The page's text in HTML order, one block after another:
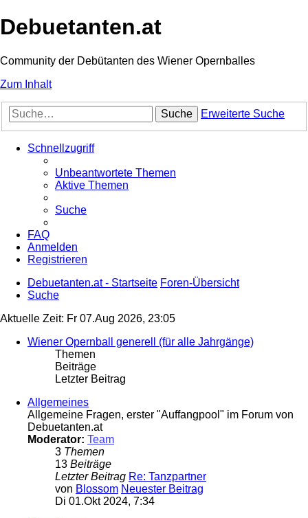
Debuetanten.at
Community der Debütanten des Wiener Opernballes
Zum Inhalt
Suche Erweiterte Suche
Schnellzugriff
Unbeantwortete Themen
Aktive Themen
Suche
FAQ
Anmelden
Registrieren
Debuetanten.at - Startseite Foren-Übersicht
Suche
Aktuelle Zeit: Fr 07.Aug 2026, 23:05
Wiener Opernball generell (für alle Jahrgänge)
Themen
Beiträge
Letzter Beitrag
Allgemeines
Allgemeine Fragen, erster "Auffangpool" im Forum von
Debuetanten.at
Moderator: Team
3 Themen
13 Beiträge
Letzter Beitrag Re: Tanzpartner
von Blossom Neuester Beitrag
Di 01.Okt 2024, 7:34